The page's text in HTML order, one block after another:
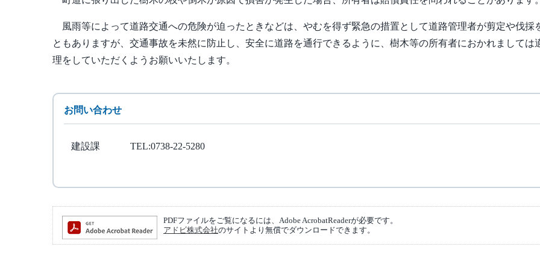
風雨等によって道路交通への危険が迫ったときなどは、やむを得ず緊急の措置として道路管理者が剪定や伐採
ともありますが、交通事故を未然に防止し、安全に道路を通行できるように、樹木等の所有者におかれましては
理をしていただくようお願いいたします。
お問い合わせ
建設課 TEL:0738-22-5280
PDFファイルをご覧になるには、Adobe AcrobatReaderが必要です。
アドビ株式会社のサイトより無償でダウンロードできます。